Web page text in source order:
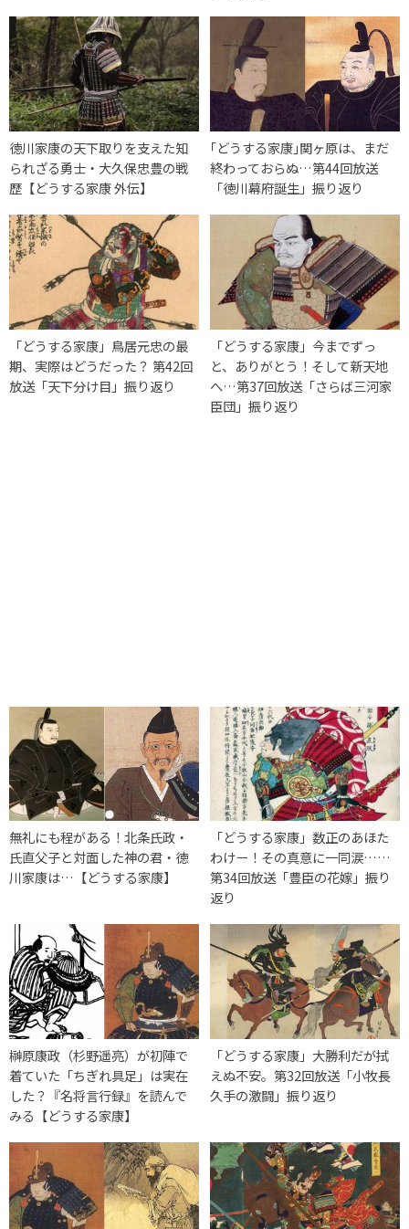
徳川家康の天下取りを支えた知
られざる勇士・大久保忠豊の戦
歴【どうする家康 外伝】
｢どうする家康｣関ヶ原は、まだ
終わっておらぬ…第44回放送
「徳川幕府誕生」振り返り
「どうする家康」鳥居元忠の最
期、実際はどうだった？ 第42回
放送「天下分け目」振り返り
「どうする家康」今までずっ
と、ありがとう！そして新天地
へ…第37回放送「さらば三河家
臣団」振り返り
無礼にも程がある！北条氏政・
氏直父子と対面した神の君・徳
川家康は…【どうする家康】
「どうする家康」数正のあほた
わけー！その真意に一同涙……
第34回放送「豊臣の花嫁」振り
返り
榊原康政（杉野遥亮）が初陣で
着ていた「ちぎれ具足」は実在
した？『名将言行録』を読んで
みる【どうする家康】
「どうする家康」大勝利だが拭
えぬ不安。第32回放送「小牧長
久手の激闘」振り返り